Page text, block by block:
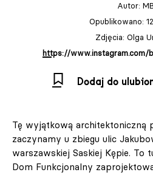
Autor:
Opublikowano:
Zdjęcia: Olga
https://www.instagram.com/
Dodaj do
Tę wyjątkową architektoniczną
zaczynamy u zbiegu ulic
warszawskiej Saskiej Kępie. To
Dom Funkcjonalny